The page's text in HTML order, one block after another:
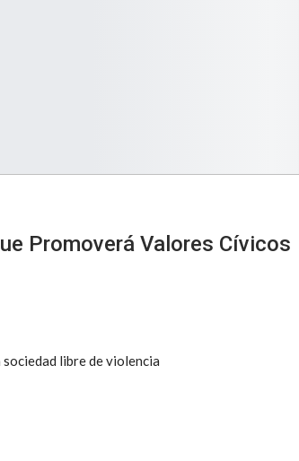
Promoverá Valores Cívicos
libre de violencia